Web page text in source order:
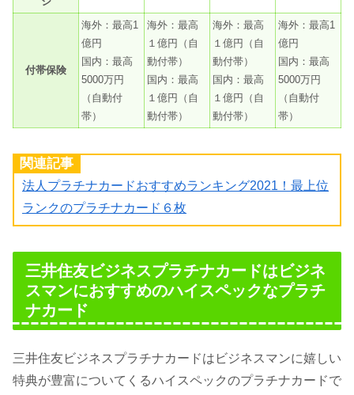
付帯保険
海外：最高1
億円
国内：最高
5000万円
（自動付
帯）
海外：最高
１億円（自
動付帯）
国内：最高
１億円（自
動付帯）
海外：最高
１億円（自
動付帯）
国内：最高
１億円（自
動付帯）
海外：最高1
億円
国内：最高
5000万円
（自動付
帯）
関連記事
法人プラチナカードおすすめランキング2021！最上位
ランクのプラチナカード６枚
三井住友ビジネスプラチナカードはビジネ
スマンにおすすめのハイスペックなプラチ
ナカード
三井住友ビジネスプラチナカードはビジネスマンに嬉しい
特典が豊富についてくるハイスペックのプラチナカードで